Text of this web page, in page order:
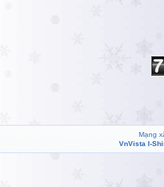
Mạng
VnVista I-